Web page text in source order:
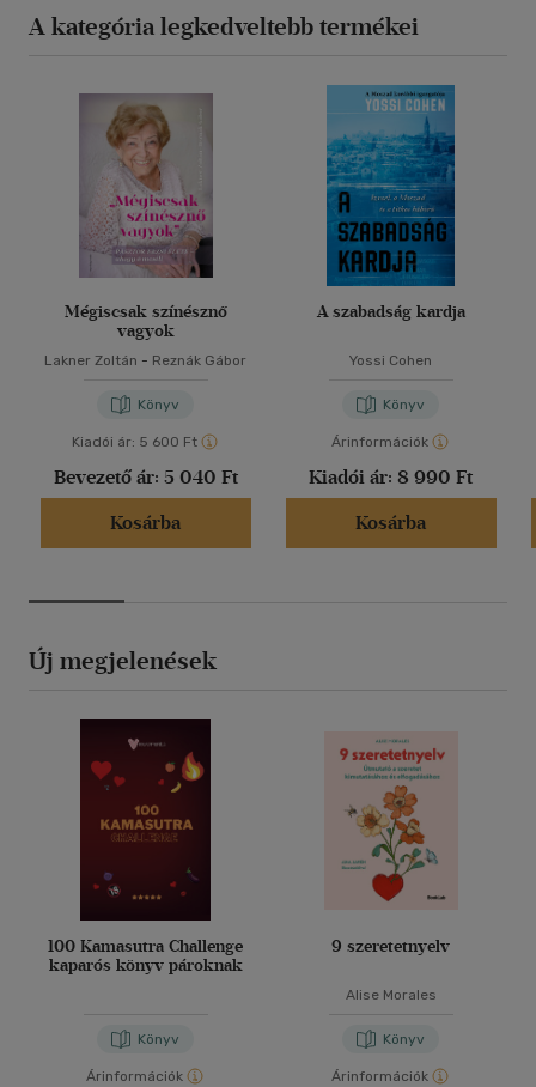
A kategória legkedveltebb termékei
Mégiscsak színésznő
vagyok
Lakner Zoltán - Reznák Gábor
Könyv
Kiadói ár: 5 600 Ft
Bevezető ár: 5 040 Ft
Kosárba
A szabadság kardja
Yossi Cohen
Könyv
Árinformációk
Kiadói ár: 8 990 Ft
Kosárba
Új megjelenések
100 Kamasutra Challenge
kaparós könyv pároknak
Könyv
Árinformációk
9 szeretetnyelv
Alise Morales
Könyv
Árinformációk